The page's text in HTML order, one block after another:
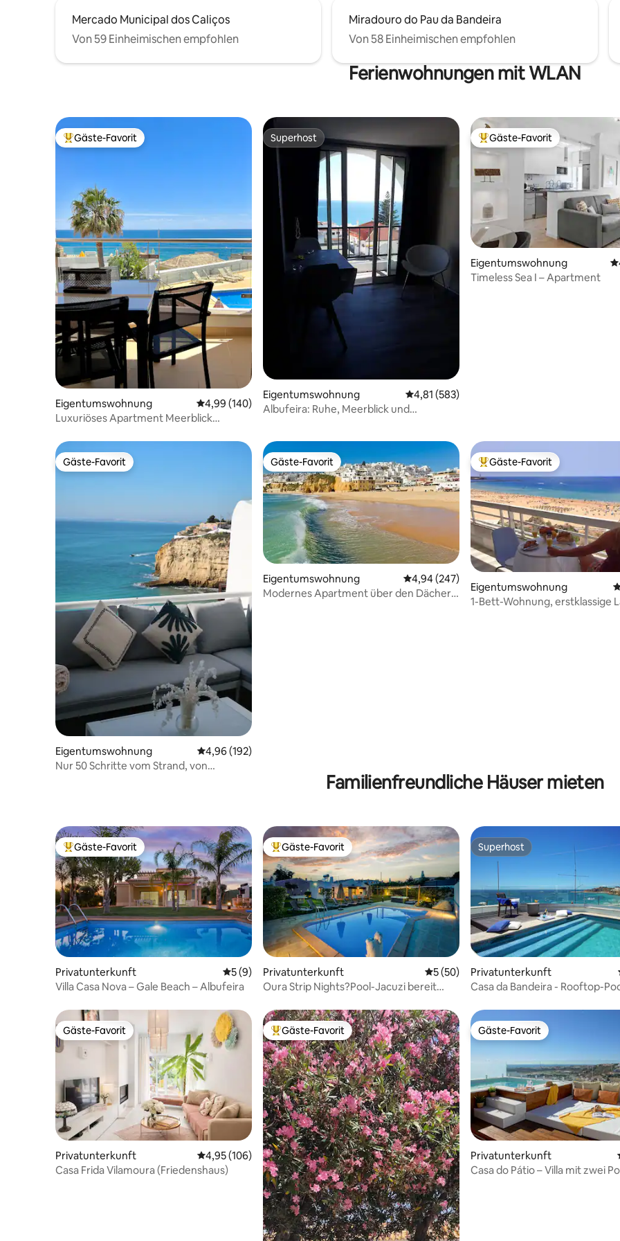
Mercado Municipal dos Caliços
Von 59 Einheimischen empfohlen
Miradouro do Pau da Bandeira
Von 58 Einheimischen empfohlen
Ferienwohnungen mit WLAN
Beliebter Gäste-Favorit.
Gäste-Favorit
Eigentumswohnung Durchschnittliche Bewertung: 4,99 von 5, 140 Bewertungen
4,99 (140)
Luxuriöses Apartment Meerblick
Superhost
Superhost
Eigentumswohnung Durchschnittliche Bewertung: 4,81 von 5,
4,81 (583)
Albufeira: Ruhe, Meerblick und
Beliebter Gäste-Favorit.
Gäste-Favorit
Eigentumswohnung
Timeless Sea I – Apartment
Gäste-Favorit
Gäste-Favorit
Eigentumswohnung Durchschnittliche Bewertung: 4,96 von 5, 192 Bewertungen
4,96 (192)
Nur 50 Schritte vom Strand, von
Gäste-Favorit
Gäste-Favorit
Eigentumswohnung Durchschnittliche Bewertung: 4,94 von 5,
4,94 (247)
Modernes Apartment über den Dächern
Beliebter Gäste-Favorit.
Gäste-Favorit
Eigentumswohnung
1-Bett-Wohnung, erstklassige
Familienfreundliche Häuser mieten
Beliebter Gäste-Favorit.
Gäste-Favorit
Privatunterkunft Durchschnittliche Bewertung: 5 von 5, 9 Bewertungen
5 (9)
Villa Casa Nova – Gale Beach – Albufeira
Beliebter Gäste-Favorit.
Gäste-Favorit
Privatunterkunft Durchschnittliche Bewertung: 5 von 5,
5 (50)
Oura Strip Nights?Pool-Jacuzi bereit
Superhost
Superhost
Privatunterkunft
Casa da Bandeira - Rooftop-
Gäste-Favorit
Gäste-Favorit
Privatunterkunft Durchschnittliche Bewertung: 4,95 von 5, 106 Bewertungen
4,95 (106)
Casa Frida Vilamoura (Friedenshaus)
Beliebter Gäste-Favorit.
Gäste-Favorit Gäste-Favorit
Gäste-Favorit
Privatunterkunft
Casa do Pátio – Villa mit zwei